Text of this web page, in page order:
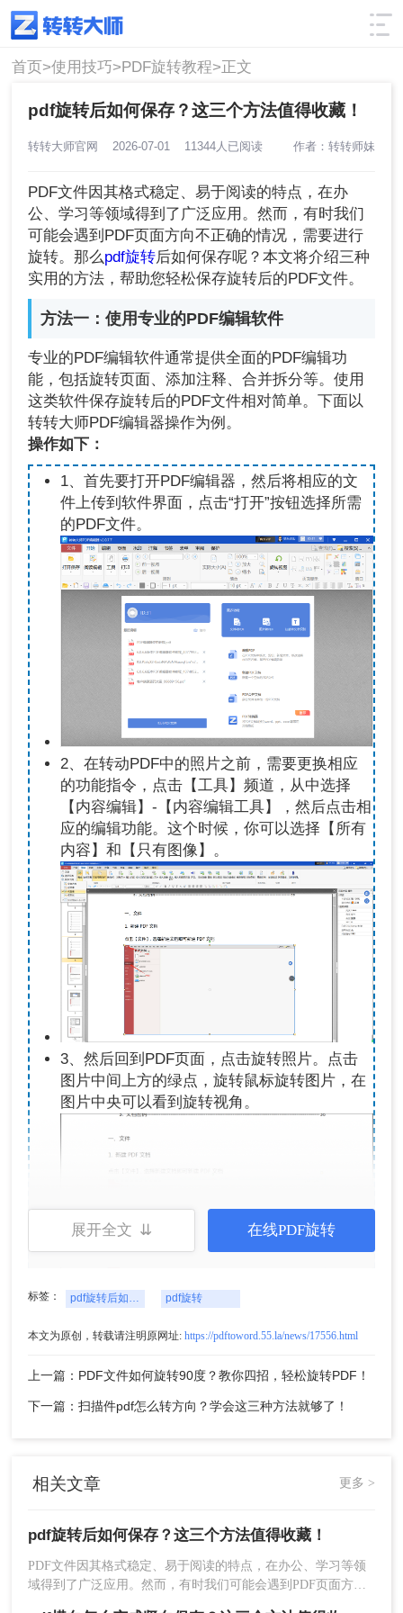
使用技巧 筛选
首页>使用技巧>PDF旋转教程>正文
pdf旋转后如何保存？这三个方法值得收藏！
转转大师官网 2026-07-01 11344人已阅读 作者：转转师妹
PDF文件因其格式稳定、易于阅读的特点，在办
公、学习等领域得到了广泛应用。然而，有时我们
可能会遇到PDF页面方向不正确的情况，需要进行
旋转。那么pdf旋转后如何保存呢？本文将介绍三种
实用的方法，帮助您轻松保存旋转后的PDF文件。
方法一：使用专业的PDF编辑软件
专业的PDF编辑软件通常提供全面的PDF编辑功
能，包括旋转页面、添加注释、合并拆分等。使用
这类软件保存旋转后的PDF文件相对简单。下面以
转转大师PDF编辑器操作为例。
操作如下：
1、首先要打开PDF编辑器，然后将相应的文
件上传到软件界面，点击“打开”按钮选择所需
的PDF文件。
2、在转动PDF中的照片之前，需要更换相应
的功能指令，点击【工具】频道，从中选择
【内容编辑】-【内容编辑工具】，然后点击相
应的编辑功能。这个时候，你可以选择【所有
内容】和【只有图像】。
3、然后回到PDF页面，点击旋转照片。点击
图片中间上方的绿点，旋转鼠标旋转图片，在
图片中央可以看到旋转视角。
存储PDF文档。PDF文档变更的内容与Word中
【ctrl+s】，也可以点击相应的保存按钮。
展开全文 ⇊ 在线PDF旋转
标签： pdf旋转后如何保存 pdf旋转
本文为原创，转载请注明原网址: https://pdftoword.55.la/news/17556.html
上一篇：PDF文件如何旋转90度？教你四招，轻松旋转PDF！
下一篇：扫描件pdf怎么转方向？学会这三种方法就够了！
相关文章 更多 >
pdf旋转后如何保存？这三个方法值得收藏！
PDF文件因其格式稳定、易于阅读的特点，在办公、学习等领
域得到了广泛应用。然而，有时我们可能会遇到PDF页面方向